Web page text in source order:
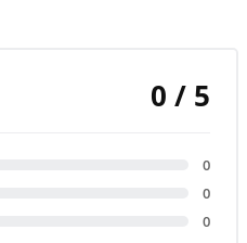
0 / 5
0
0
0